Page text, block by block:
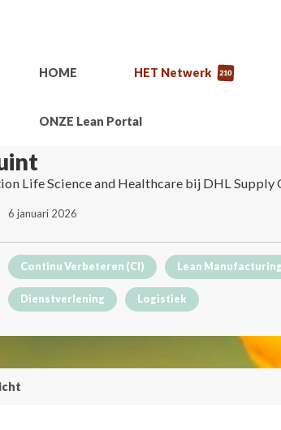
HOME HET Netwerk 210
ONZE Lean Portal
Life Science and Healthcare bij DHL Supply
6 januari 2026
Continu Verbeteren (CI) Lean Manufacturing
Dienstverlening Logistiek